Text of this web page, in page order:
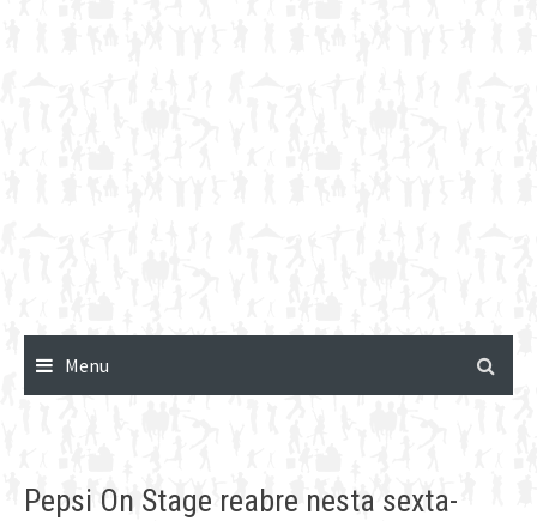
Menu
Pepsi On Stage reabre nesta sexta-